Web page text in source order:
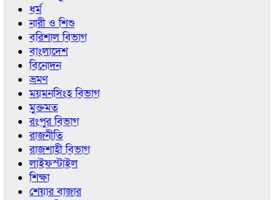
ধর্ম
নারী ও শিশু
বরিশাল বিভাগ
বাংলাদেশ
বিনোদন
ভ্রমণ
ময়মনসিংহ বিভাগ
মুক্তমত
রংপুর বিভাগ
রাজনীতি
রাজশাহী বিভাগ
লাইফস্টাইল
শিক্ষা
শেয়ার বাজার